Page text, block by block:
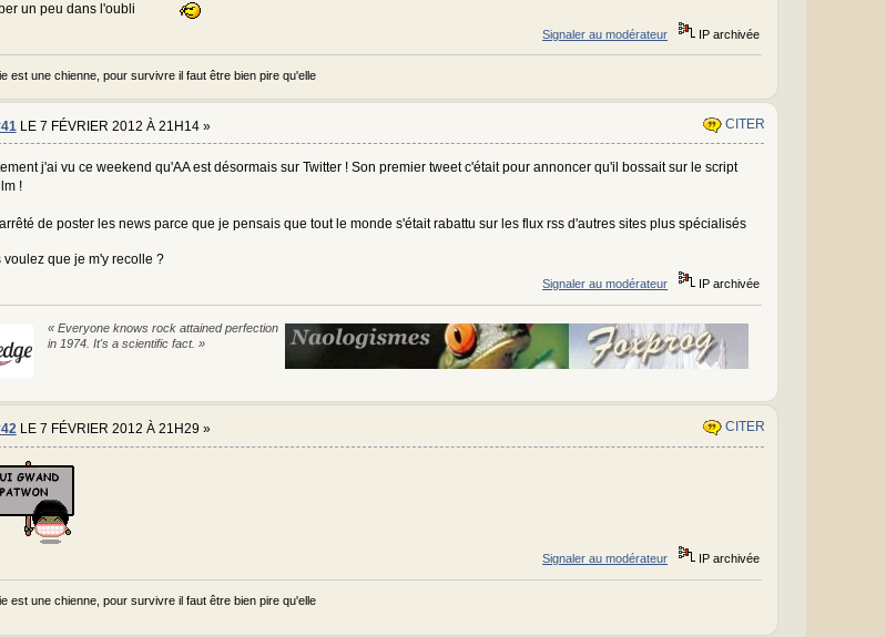
un peu dans l'oubli
Signaler au modérateur IP archivée
est une chienne, pour survivre il faut être bien pire qu'elle
LE 7 FÉVRIER 2012 À 21H14 » CITER
j'ai vu ce weekend qu'AA est désormais sur Twitter ! Son premier tweet c'était pour annoncer qu'il bossait sur le script
!
de poster les news parce que je pensais que tout le monde s'était rabattu sur les flux rss d'autres sites plus spécialisés
voulez que je m'y recolle ?
Signaler au modérateur IP archivée
« Everyone knows rock attained perfection
in 1974. It's a scientific fact. »
LE 7 FÉVRIER 2012 À 21H29 » CITER
Signaler au modérateur IP archivée
est une chienne, pour survivre il faut être bien pire qu'elle